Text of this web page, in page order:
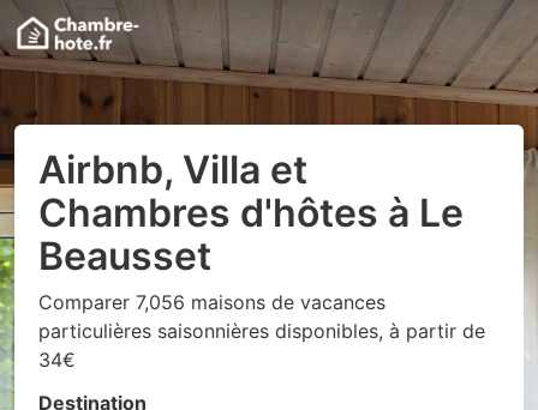
Airbnb, Villa et
Chambres d'hôtes à Le
Beausset
Comparer 7,056 maisons de vacances
particulières saisonnières disponibles, à partir de
34€
Destination